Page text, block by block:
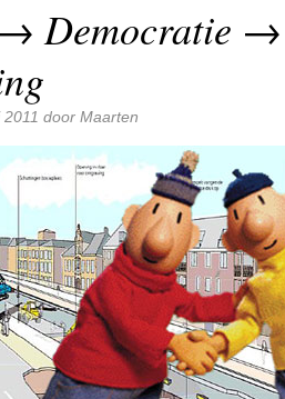
Democratie →
door Maarten